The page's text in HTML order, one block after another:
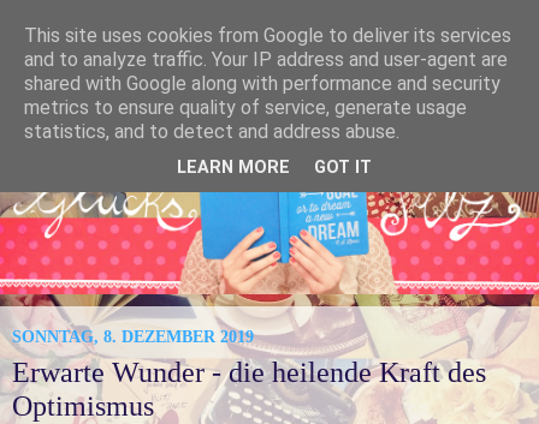
SONNTAG, 8. DEZEMBER 2019
Erwarte Wunder - die heilende Kraft des
Optimismus
This site uses cookies from Google to deliver its services
and to analyze traffic. Your IP address and user-agent are
shared with Google along with performance and security
metrics to ensure quality of service, generate usage
statistics, and to detect and address abuse.
LEARN MORE GOT IT